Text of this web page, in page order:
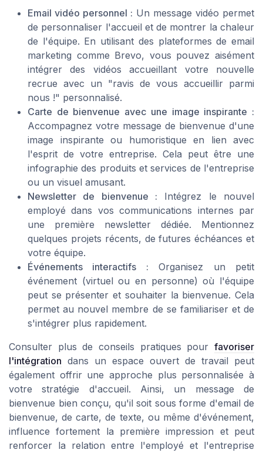
Email vidéo personnel : Un message vidéo permet
de personnaliser l'accueil et de montrer la chaleur
de l'équipe. En utilisant des plateformes de email
marketing comme Brevo, vous pouvez aisément
intégrer des vidéos accueillant votre nouvelle
recrue avec un "ravis de vous accueillir parmi
nous !" personnalisé.
Carte de bienvenue avec une image inspirante :
Accompagnez votre message de bienvenue d'une
image inspirante ou humoristique en lien avec
l'esprit de votre entreprise. Cela peut être une
infographie des produits et services de l'entreprise
ou un visuel amusant.
Newsletter de bienvenue : Intégrez le nouvel
employé dans vos communications internes par
une première newsletter dédiée. Mentionnez
quelques projets récents, de futures échéances et
votre équipe.
Événements interactifs : Organisez un petit
événement (virtuel ou en personne) où l'équipe
peut se présenter et souhaiter la bienvenue. Cela
permet au nouvel membre de se familiariser et de
s'intégrer plus rapidement.
Consulter plus de conseils pratiques pour favoriser
l'intégration dans un espace ouvert de travail peut
également offrir une approche plus personnalisée à
votre stratégie d'accueil. Ainsi, un message de
bienvenue bien conçu, qu'il soit sous forme d'email de
bienvenue, de carte, de texte, ou même d'événement,
influence fortement la première impression et peut
renforcer la relation entre l'employé et l'entreprise